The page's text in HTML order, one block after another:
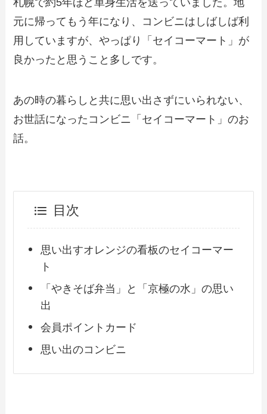
札幌で約5年ほど単身生活を送っていました。地
元に帰ってもう年になり、コンビニはしばしば利
用していますが、やっぱり「セイコーマート」が
良かったと思うこと多しです。
あの時の暮らしと共に思い出さずにいられない、
お世話になったコンビニ「セイコーマート」のお
話。
目次
思い出すオレンジの看板のセイコーマー
ト
「やきそば弁当」と「京極の水」の思い
出
会員ポイントカード
思い出のコンビニ